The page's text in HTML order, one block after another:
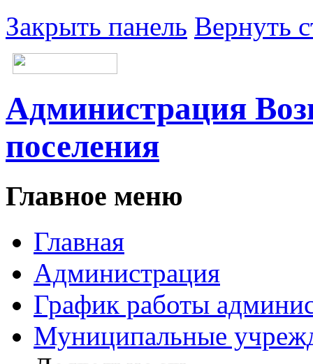
Закрыть панель Вернуть
Администрация
поселения
Главное меню
Главная
Администрация
График работы
Муниципальные